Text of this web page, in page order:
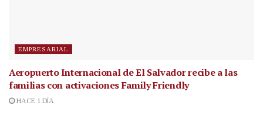
EMPRESARIAL
Aeropuerto Internacional de El Salvador recibe a las
familias con activaciones Family Friendly
HACE 1 DÍA